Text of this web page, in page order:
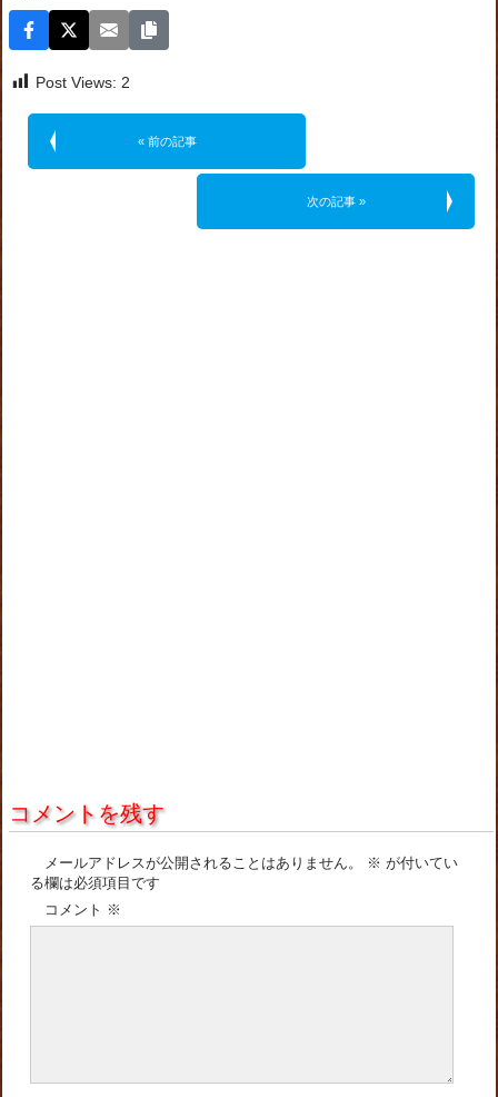
Post Views: 2
« 前の記事
次の記事 »
コメントを残す
メールアドレスが公開されることはありません。 ※ が付いてい
る欄は必須項目です
コメント ※